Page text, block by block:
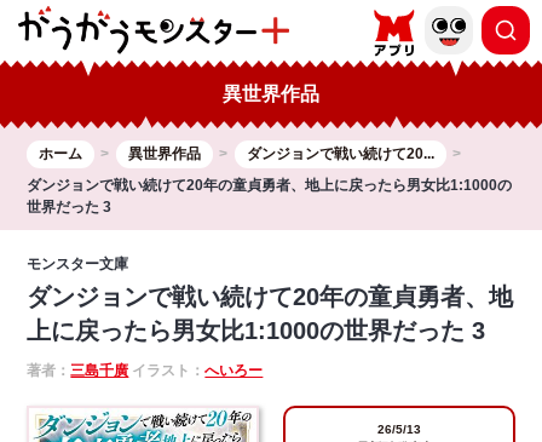
異世界作品
ホーム 異世界作品
ダンジョンで戦い続けて20...
ダンジョンで戦い続けて20年の童貞勇者、地上に戻ったら男女比1:1000の
世界だった 3
モンスター文庫
ダンジョンで戦い続けて20年の童貞勇者、地
上に戻ったら男女比1:1000の世界だった 3
著者：三島千廣 イラスト：へいろー
26/5/13